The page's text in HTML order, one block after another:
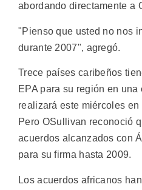
abordando directamente a
"Pienso que usted no nos
durante 2007", agregó.
Trece países caribeños
EPA para su región en
realizará este miércoles
Pero OSullivan reconoció
acuerdos alcanzados con
para su firma hasta 2009.
Los acuerdos africanos